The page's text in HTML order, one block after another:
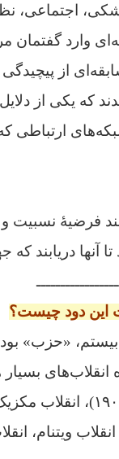
اجتماعی،
وارد گفتمان
که یکی از
ارتباطی
فرضیهٔ نسبیت
آنها دریابند
این دود چیست؟
«حزب»